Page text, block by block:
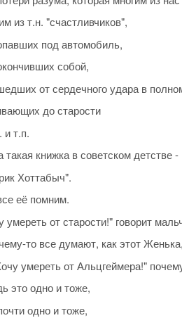
из т.н. "счастливчиков",
под автомобиль,
собой,
от сердечного удара в
до старости
и т.п.
такая книжка в советском детстве -
Хоттабыч".
её помним.
умереть от старости!" говорит
то все думают, как этот Женька,
умереть от Альцгеймера!"
это одно и тоже,
одно и тоже,